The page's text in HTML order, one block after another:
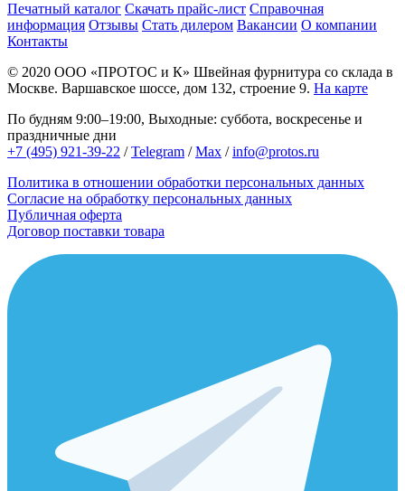
Печатный каталог Скачать прайс-лист Справочная
информация Отзывы Стать дилером Вакансии О компании
Контакты
© 2020 ООО «ПРОТОС и К» Швейная фурнитура со склада в
Москве. Варшавское шоссе, дом 132, строение 9. На карте
По будням 9:00–19:00, Выходные: суббота, воскресенье и
праздничные дни
+7 (495) 921-39-22 /Telegram /Max /info@protos.ru
Политика в отношении обработки персональных данных
Согласие на обработку персональных данных
Публичная оферта
Договор поставки товара